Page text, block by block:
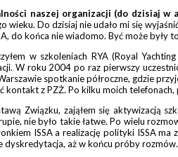
naszej organizacji (do dzisiaj
Do dzisiaj nie udało mi się
do końca nie wiadomo. Być może były
w szkoleniach RYA (Royal
W roku 2004 po raz pierwszy
spotkanie półroczne, gdzie
z PZŻ. Po kilku moich
Związku, zająłem się aktywizacją
nie było takie łatwe. Po wielu
ISSA a realizację polityki ISSA
dyskredytacja, aż w końcu próby rozmów.